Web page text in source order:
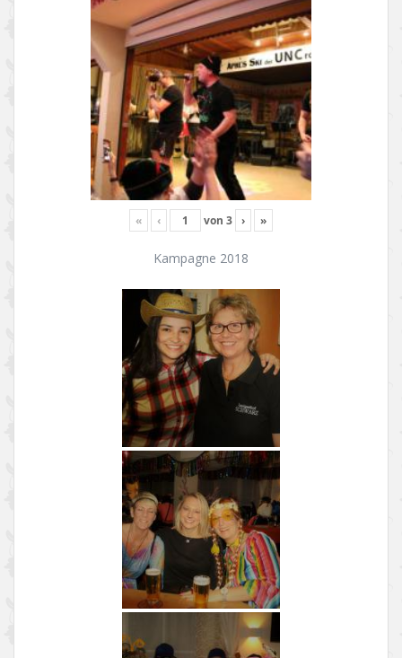
« ‹ von 3 › »
Kampagne 2018